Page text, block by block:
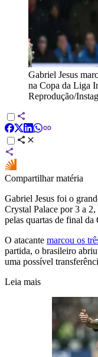
Gabriel Jesus
na Copa da Liga
Reprodução/
Compartilhar matéria
Gabriel Jesus foi o
Crystal Palace por 3 a
pelas quartas de final
O atacante marcou os
partida, o brasileiro
uma possível
Leia mais